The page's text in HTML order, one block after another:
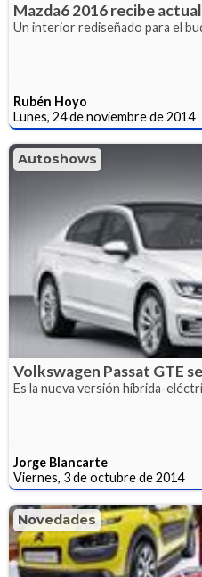
Mazda6 2016 recibe
Un interior rediseñado para el
Rubén Hoyo
Lunes, 24 de noviembre de 2014
Autoshows
Volkswagen Passat GTE
Es la nueva versión híbrida-
Jorge Blancarte
Viernes, 3 de octubre de 2014
Novedades